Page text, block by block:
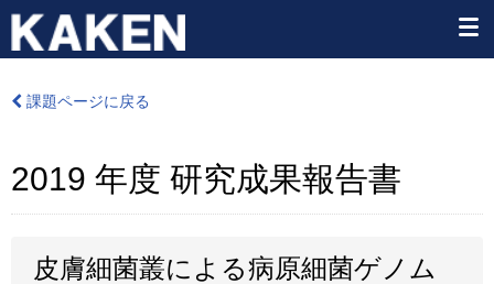
課題ページに戻る
2019 年度 研究成果報告書
皮膚細菌叢による病原細菌ゲノム